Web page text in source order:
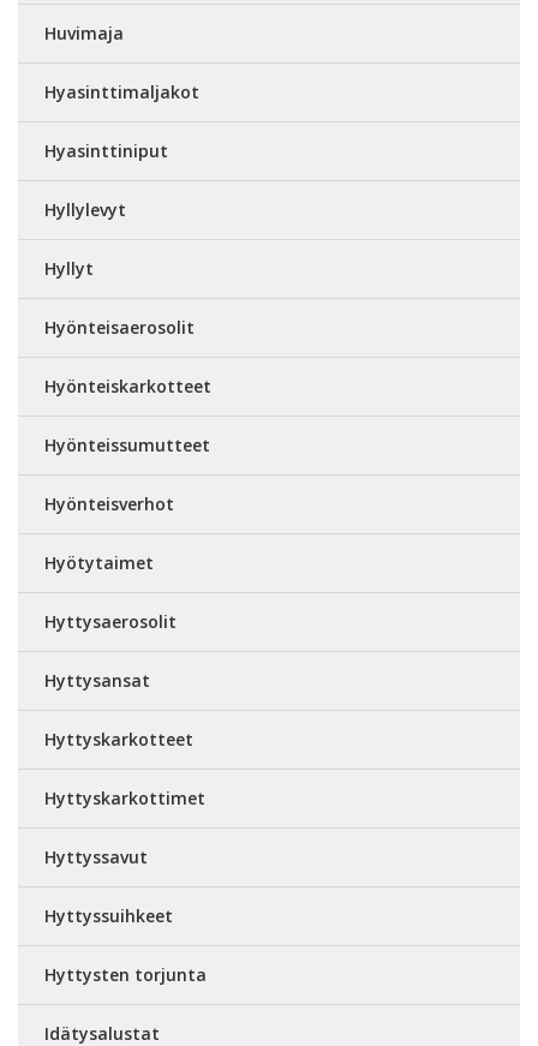
Huvimaja
Hyasinttimaljakot
Hyasinttiniput
Hyllylevyt
Hyllyt
Hyönteisaerosolit
Hyönteiskarkotteet
Hyönteissumutteet
Hyönteisverhot
Hyötytaimet
Hyttysaerosolit
Hyttysansat
Hyttyskarkotteet
Hyttyskarkottimet
Hyttyssavut
Hyttyssuihkeet
Hyttysten torjunta
Idätysalustat